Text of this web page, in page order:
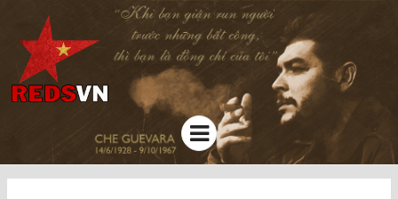
Kênh chia sẻ tri thức cộng đồng
Menu